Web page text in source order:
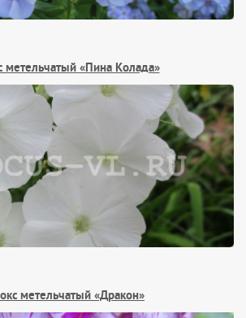
метельчатый «Пина Колада»
метельчатый «Дракон»